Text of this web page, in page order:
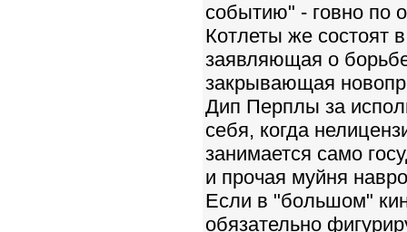
событию" - говно по
Котлеты же состоят
заявляющая о
закрывающая
Дип Перплы за
себя, когда
занимается само
и прочая муйня
Если в "большом"
обязательно